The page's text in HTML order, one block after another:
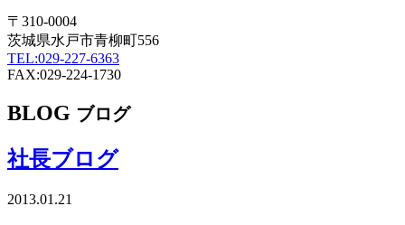
〒310-0004
茨城県水戸市青柳町556
TEL:029-227-6363
FAX:029-224-1730
BLOG ブログ
社長ブログ
2013.01.21